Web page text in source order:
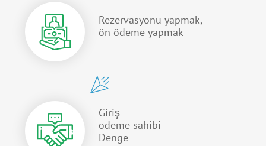
Rezervasyonu yapmak,
ön ödeme yapmak
Giriş —
ödeme sahibi
Denge